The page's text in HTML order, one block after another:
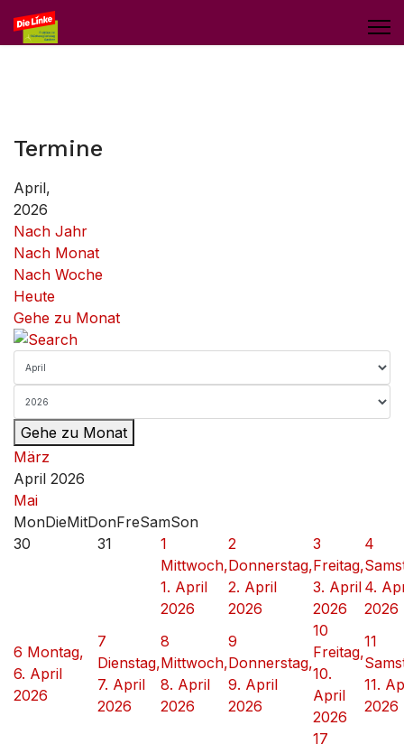
Termine
April,
2026
Nach Jahr
Nach Monat
Nach Woche
Heute
Gehe zu Monat
Gehe zu Monat
März
April 2026
Mai
MonDieMitDonFreSamSon
30
31
1
Mittwoch,
1. April
2026
2
Donnerstag,
2. April
2026
3
Freitag,
3. April
2026
4
4.
2026
6 Montag,
6. April
2026
7
Dienstag,
7. April
2026
8
Mittwoch,
8. April
2026
9
Donnerstag,
9. April
2026
10
Freitag,
10.
April
2026
11
11.
2026
17